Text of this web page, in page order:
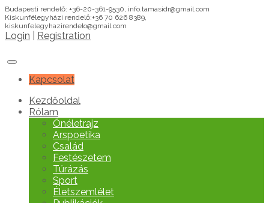
Budapesti rendelő: +36-20-361-9530, info.tamasidr@gmail.com
Kiskunfélegyházi rendelő:+36 70 626 8389,
kiskunfelegyhazirendelo@gmail.com
Login Registration
Kapcsolat
Kezdőoldal
Rólam
Önéletrajz
Arspoetika
Család
Festészetem
Túrázás
Sport
Életszemlélet